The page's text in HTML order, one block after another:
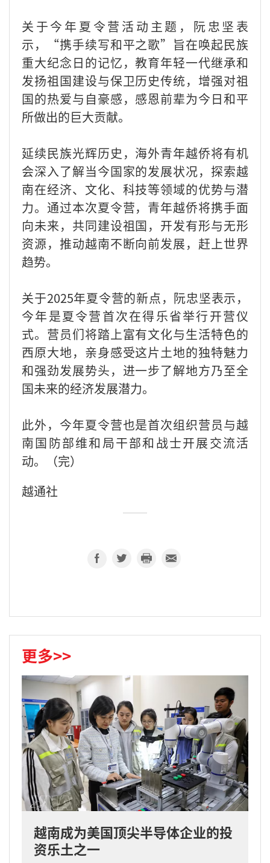
关于今年夏令营活动主题，阮忠坚表
示，“携手续写和平之歌”旨在唤起民族
重大纪念日的记忆，教育年轻一代继承和
发扬祖国建设与保卫历史传统，增强对祖
国的热爱与自豪感，感恩前辈为今日和平
所做出的巨大贡献。
延续民族光辉历史，海外青年越侨将有机
会深入了解当今国家的发展状况，探索越
南在经济、文化、科技等领域的优势与潜
力。通过本次夏令营，青年越侨将携手面
向未来，共同建设祖国，开发有形与无形
资源，推动越南不断向前发展，赶上世界
趋势。
关于2025年夏令营的新点，阮忠坚表示，
今年是夏令营首次在得乐省举行开营仪
式。营员们将踏上富有文化与生活特色的
西原大地，亲身感受这片土地的独特魅力
和强劲发展势头，进一步了解地方乃至全
国未来的经济发展潜力。
此外，今年夏令营也是首次组织营员与越
南国防部维和局干部和战士开展交流活
动。（完）
越通社
更多>>
越南成为美国顶尖半导体企业的投
资乐土之一